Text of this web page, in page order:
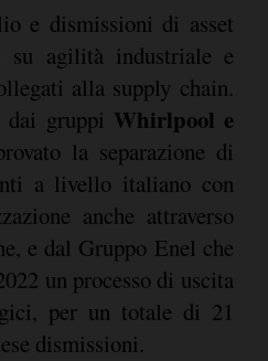
e dismissioni di asset
su agilità industriale e
alla supply chain.
dai gruppi Whirlpool e
la separazione di
a livello italiano con
anche attraverso
e dal Gruppo Enel che
un processo di uscita
per un totale di 21
dismissioni.